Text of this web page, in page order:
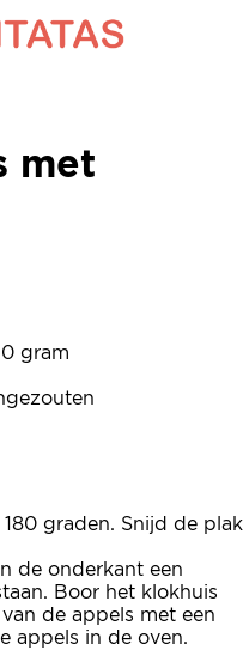
met
met
gram
graden. Snijd de plak
de onderkant een
Boor het klokhuis
de appels met een
appels in de oven.